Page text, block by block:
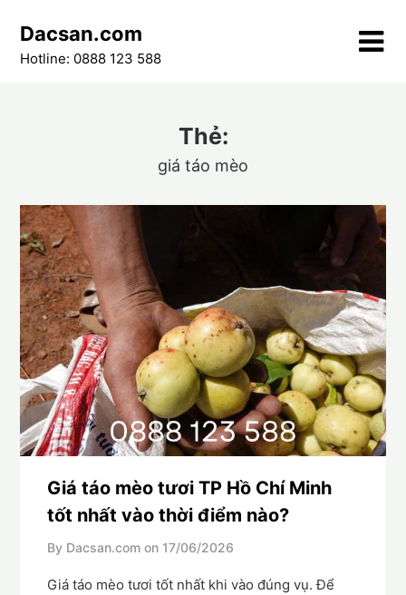
content
Dacsan.com
Hotline: 0888 123 588
Thẻ:
giá táo mèo
Giá táo mèo tươi TP Hồ Chí Minh
tốt nhất vào thời điểm nào?
By Dacsan.com on 17/06/2026
Giá táo mèo tươi tốt nhất khi vào đúng vụ. Để